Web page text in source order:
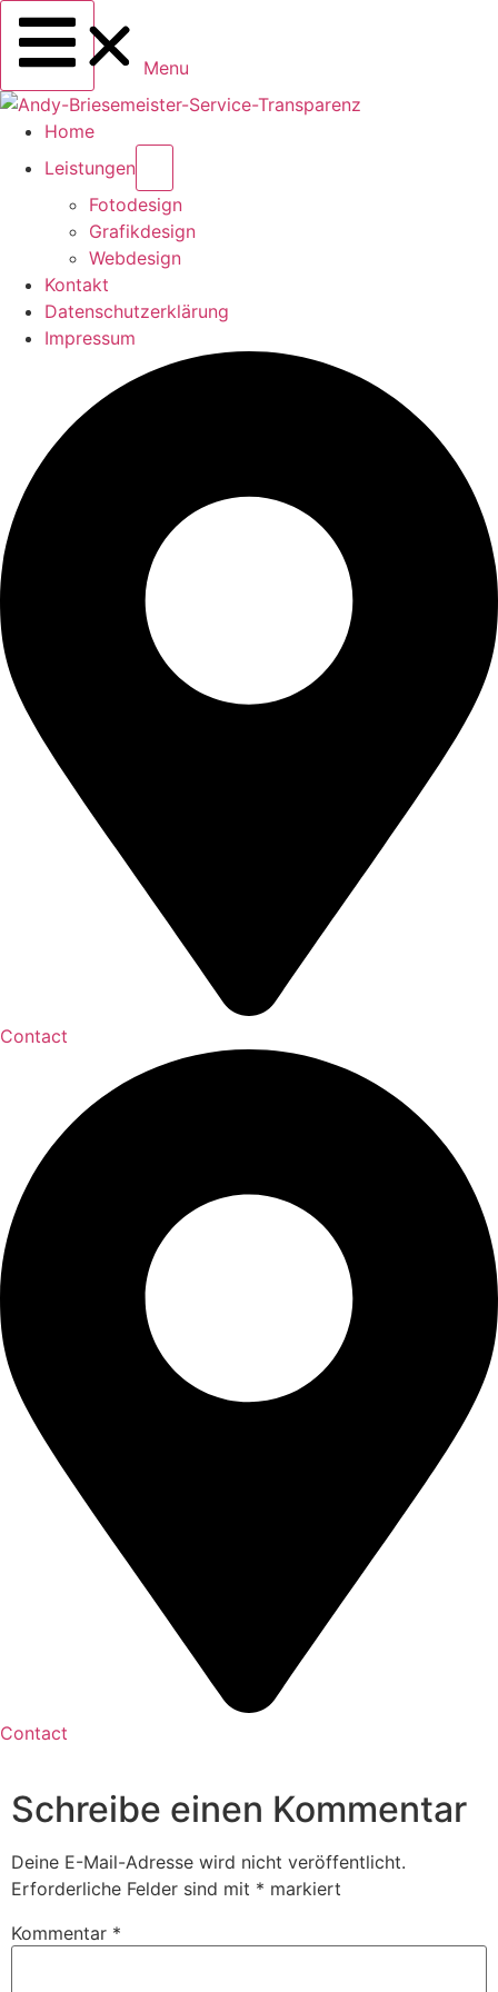
Menu
Home
Leistungen
Fotodesign
Grafikdesign
Webdesign
Kontakt
Datenschutzerklärung
Impressum
Contact
Contact
Schreibe einen Kommentar
Deine E-Mail-Adresse wird nicht veröffentlicht.
Erforderliche Felder sind mit * markiert
Kommentar *